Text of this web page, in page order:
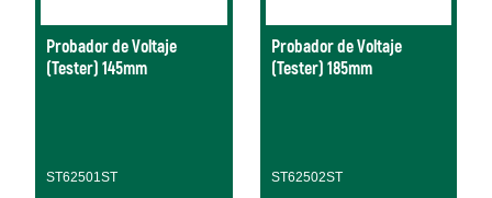
Probador de Voltaje
(Tester) 145mm
ST62501ST
Probador de Voltaje
(Tester) 185mm
ST62502ST